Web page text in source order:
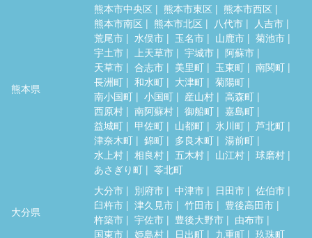
熊本県
熊本市中央区 熊本市東区
熊本市西区
熊本市南区
熊本市北区 八代市
人吉市
荒尾市
水俣市 玉名市 山鹿市
菊池市
宇土市
上天草市 宇城市
阿蘇市
天草市
合志市 美里町 玉東町
南関町
長洲町
和水町 大津町
菊陽町
南小国町
小国町 産山村
高森町
西原村
南阿蘇村 御船町
嘉島町
益城町
甲佐町 山都町 氷川町
芦北町
津奈木町
錦町 多良木町
湯前町
水上村
相良村 五木村 山江村
球磨村
あさぎり町
苓北町
大分県
大分市 別府市 中津市 日田市
佐伯市
臼杵市
津久見市 竹田市
豊後高田市
杵築市
宇佐市 豊後大野市
由布市
国東市
姫島村 日出町 九重町 玖珠町